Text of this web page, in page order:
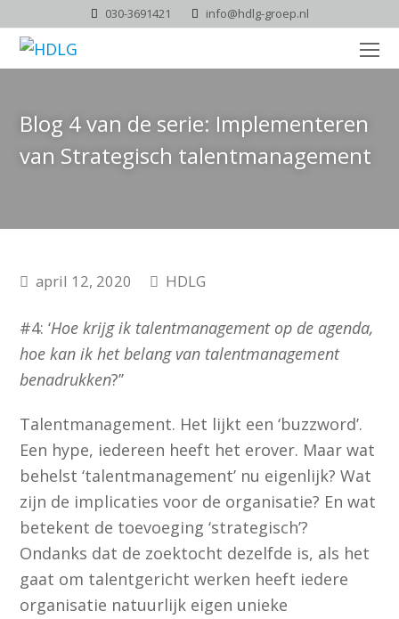
030-3691421 info@hdlg-groep.nl
Blog 4 van de serie: Implementeren
van Strategisch talentmanagement
april 12, 2020 HDLG
#4: ‘Hoe krijg ik talentmanagement op de agenda,
hoe kan ik het belang van talentmanagement
benadrukken?’’
Talentmanagement. Het lijkt een ‘buzzword’.
Een hype, iedereen heeft het erover. Maar wat
behelst ‘talentmanagement’ nu eigenlijk? Wat
zijn de implicaties voor de organisatie? En wat
betekent de toevoeging ‘strategisch’?
Ondanks dat de zoektocht dezelfde is, als het
gaat om talentgericht werken heeft iedere
organisatie natuurlijk eigen unieke